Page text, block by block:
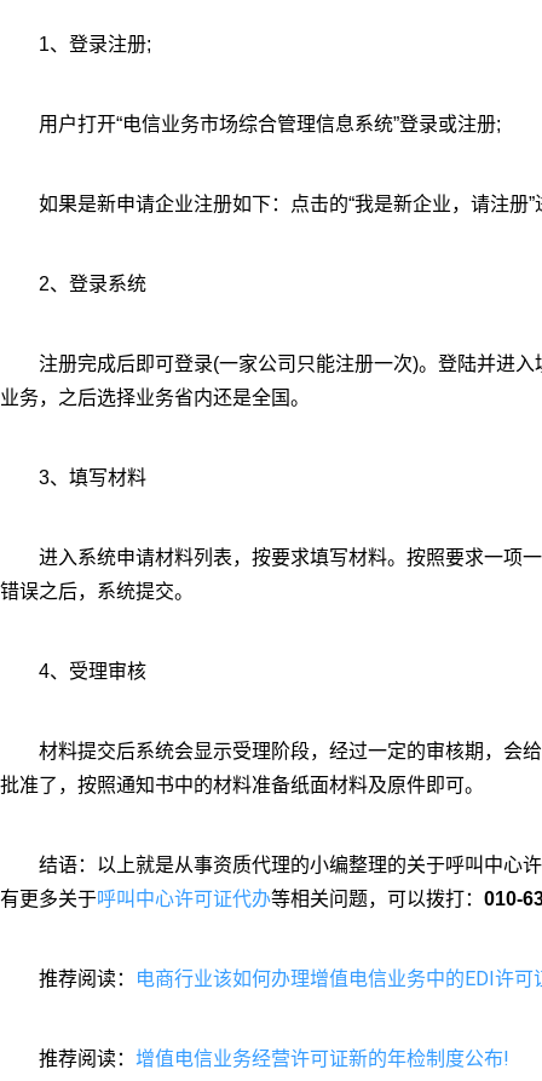
1、登录注册;
用户打开“电信业务市场综合管理信息系统”登录或注册;
如果是新申请企业注册如下：点击的“我是新企业，请注册”
2、登录系统
注册完成后即可登录(一家公司只能注册一次)。登陆并进入
业务，之后选择业务省内还是全国。
3、填写材料
进入系统申请材料列表，按要求填写材料。按照要求一项
错误之后，系统提交。
4、受理审核
材料提交后系统会显示受理阶段，经过一定的审核期，会
批准了，按照通知书中的材料准备纸面材料及原件即可。
结语：以上就是从事资质代理的小编整理的关于呼叫中心
有更多关于呼叫中心许可证代办等相关问题，可以拨打： 010-
推荐阅读： 电商行业该如何办理增值电信业务中的EDI许可
推荐阅读： 增值电信业务经营许可证新的年检制度公布!